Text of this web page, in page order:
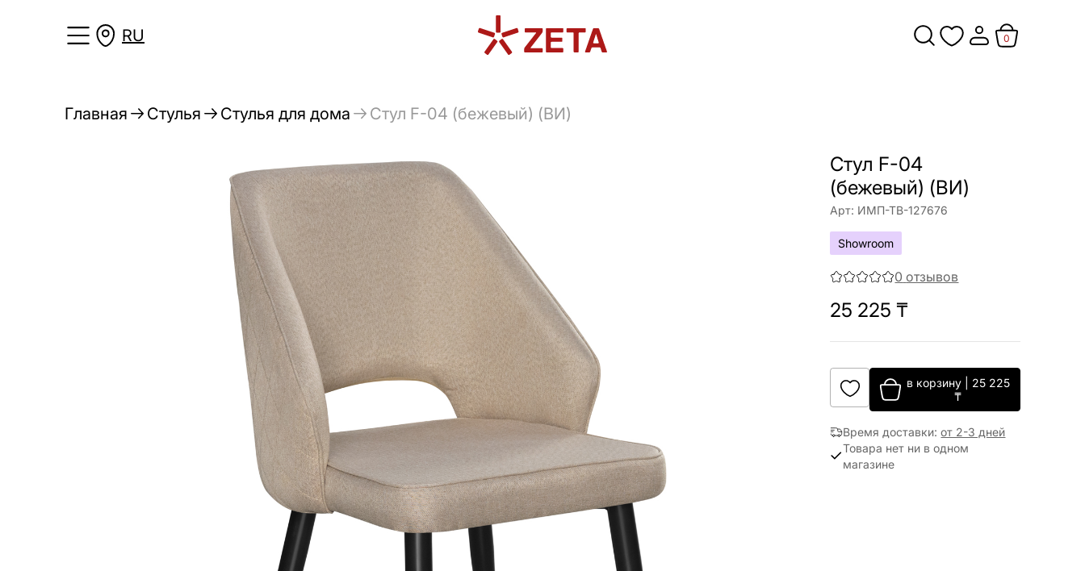
RU 0
Главная Стулья Стулья для дома Стул F-04 (бежевый) (ВИ)
Стул F-04
(бежевый) (ВИ)
Арт: ИМП-ТВ-127676
Showroom
0 отзывов
25 225 ₸
в корзину| 25 225
₸
Время доставки:от 2-3 дней
Товара нет ни в одном
магазине